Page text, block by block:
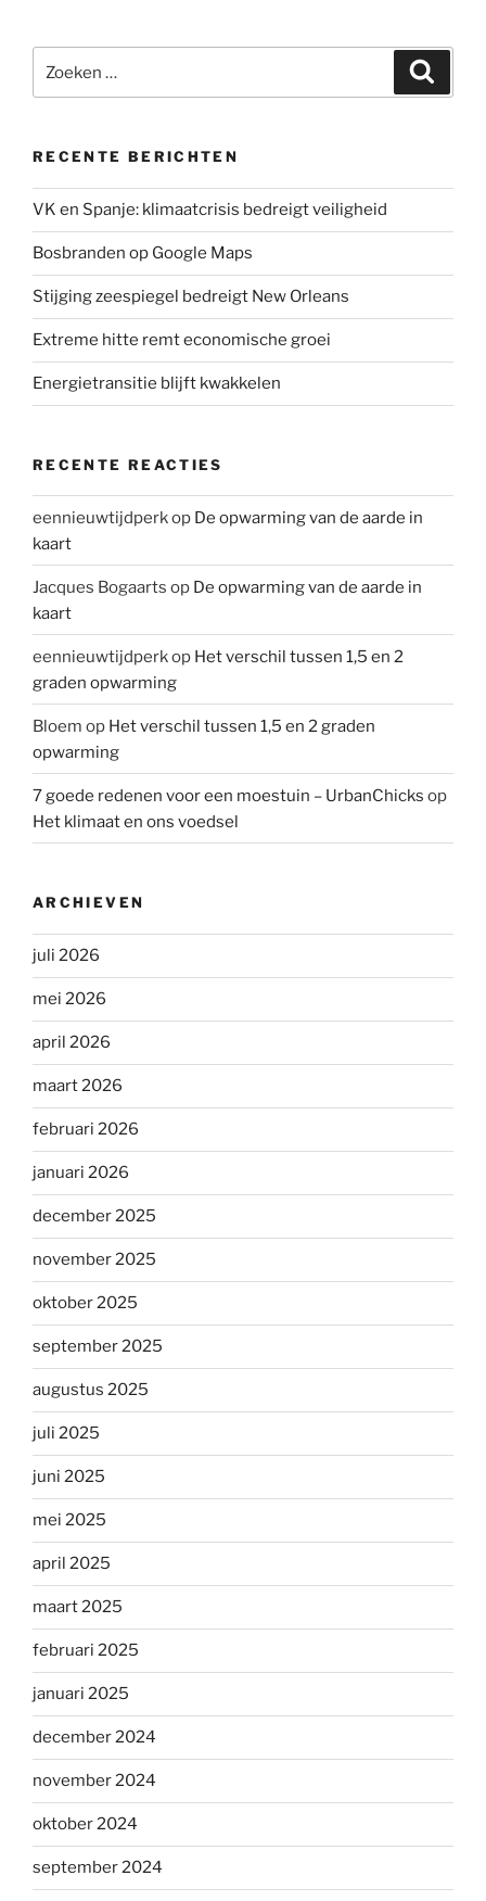
naar:
RECENTE BERICHTEN
VK en Spanje: klimaatcrisis bedreigt veiligheid
Bosbranden op Google Maps
Stijging zeespiegel bedreigt New Orleans
Extreme hitte remt economische groei
Energietransitie blijft kwakkelen
RECENTE REACTIES
eennieuwtijdperkop De opwarming van de aarde in
kaart
Jacques Bogaarts op De opwarming van de aarde in
kaart
eennieuwtijdperkop Het verschil tussen 1,5 en 2
graden opwarming
Bloem op Het verschil tussen 1,5 en 2 graden
opwarming
7 goede redenen voor een moestuin – UrbanChicks op
Het klimaat en ons voedsel
ARCHIEVEN
juli 2026
mei 2026
april 2026
maart 2026
februari 2026
januari 2026
december 2025
november 2025
oktober 2025
september 2025
augustus 2025
juli 2025
juni 2025
mei 2025
april 2025
maart 2025
februari 2025
januari 2025
december 2024
november 2024
oktober 2024
september 2024